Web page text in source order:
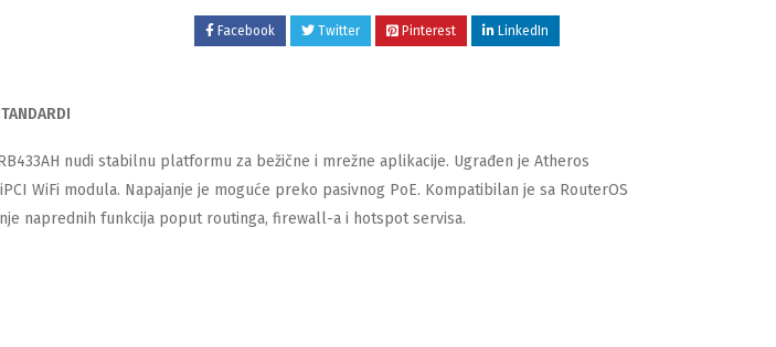
Facebook Twitter Pinterest LinkedIn
nudi stabilnu platformu za bežične i mrežne aplikacije. Ugrađen je Atheros
WiFi modula. Napajanje je moguće preko pasivnog PoE. Kompatibilan je sa RouterOS
naprednih funkcija poput routinga, firewall-a i hotspot servisa.